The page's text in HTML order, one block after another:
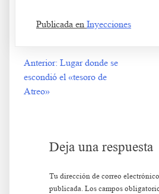
Publicada en Inyecciones
Navegación
Anterior: Lugar donde se
escondió el «tesoro de
Atreo»
Deja una respuesta
Tu dirección de correo
publicada. Los campos